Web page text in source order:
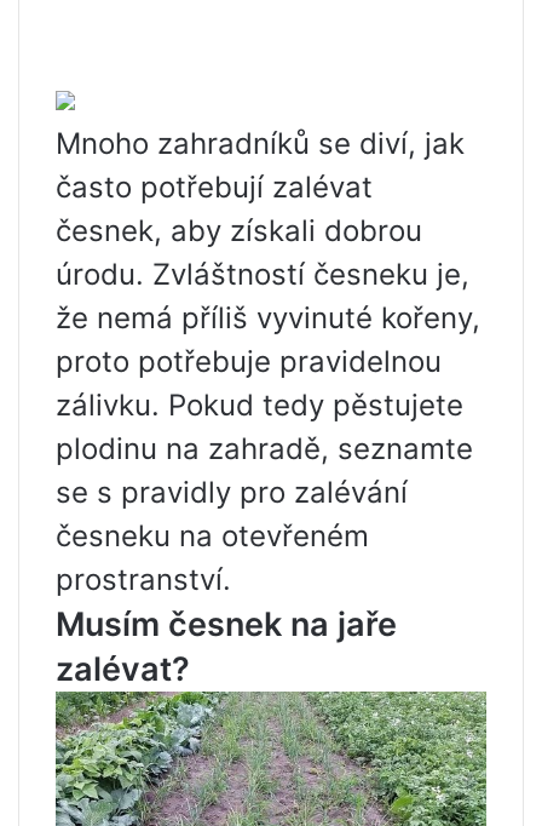
Mnoho zahradníků se diví, jak
často potřebují zalévat
česnek, aby získali dobrou
úrodu. Zvláštností česneku je,
že nemá příliš vyvinuté kořeny,
proto potřebuje pravidelnou
zálivku. Pokud tedy pěstujete
plodinu na zahradě, seznamte
se s pravidly pro zalévání
česneku na otevřeném
prostranství.
Musím česnek na jaře
zalévat?